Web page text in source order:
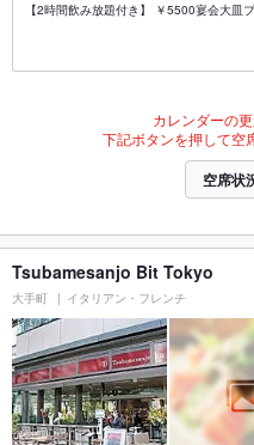
【2時間飲み放題付き】 ￥5500宴会大皿
カレンダーの
下記ボタンを押して空
空席状
Tsubamesanjo Bit Tokyo
大手町 イタリアン・フレンチ